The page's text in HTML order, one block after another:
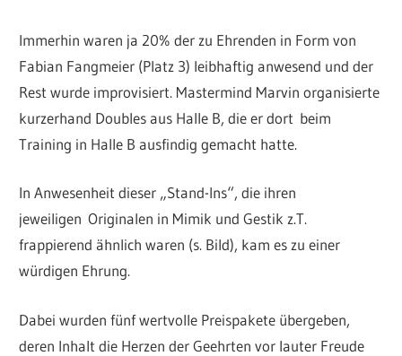
Immerhin waren ja 20% der zu Ehrenden in Form von
Fabian Fangmeier (Platz 3) leibhaftig anwesend und der
Rest wurde improvisiert. Mastermind Marvin organisierte
kurzerhand Doubles aus Halle B, die er dort beim
Training in Halle B ausfindig gemacht hatte.
In Anwesenheit dieser „Stand-Ins“, die ihren
jeweiligen Originalen in Mimik und Gestik z.T.
frappierend ähnlich waren (s. Bild), kam es zu einer
würdigen Ehrung.
Dabei wurden fünf wertvolle Preispakete übergeben,
deren Inhalt die Herzen der Geehrten vor lauter Freude